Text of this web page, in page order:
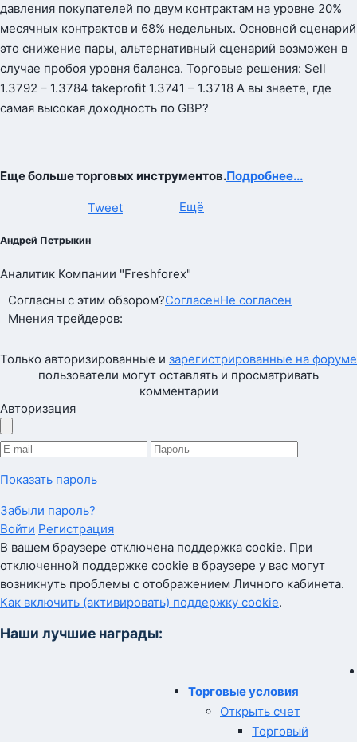
давления покупателей по двум контрактам на уровне 20%
месячных контрактов и 68% недельных. Основной сценарий
это снижение пары, альтернативный сценарий возможен в
случае пробоя уровня баланса. Торговые решения: Sell
1.3792 – 1.3784 takeprofit 1.3741 – 1.3718 А вы знаете, где
самая высокая доходность по GBP?
Еще больше торговых инструментов.Подробнее...
Tweet Ещё
Андрей Петрыкин
Аналитик Компании "Freshforex"
Согласны с этим обзором?СогласенНе согласен
Мнения трейдеров:
Только авторизированные и зарегистрированные на форуме
пользователи могут оставлять и просматривать
комментарии
Авторизация
Показать пароль
Забыли пароль?
Войти Регистрация
В вашем браузере отключена поддержка cookie. При
отключенной поддержке cookie в браузере у вас могут
возникнуть проблемы с отображением Личного кабинета.
Как включить (активировать) поддержку cookie.
Наши лучшие награды:
Торговые условия
Открыть счет
Торговый